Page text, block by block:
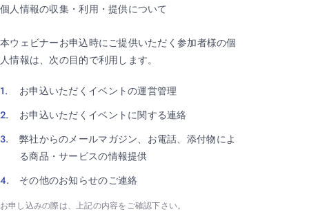
個人情報の収集・利用・提供について
本ウェビナーお申込時にご提供いただく参加者様の個
人情報は、次の目的で利用します。
お申込いただくイベントの運営管理
お申込いただくイベントに関する連絡
弊社からのメールマガジン、お電話、添付物によ
る商品・サービスの情報提供
その他のお知らせのご連絡
お申し込みの際は、上記の内容をご確認下さい。